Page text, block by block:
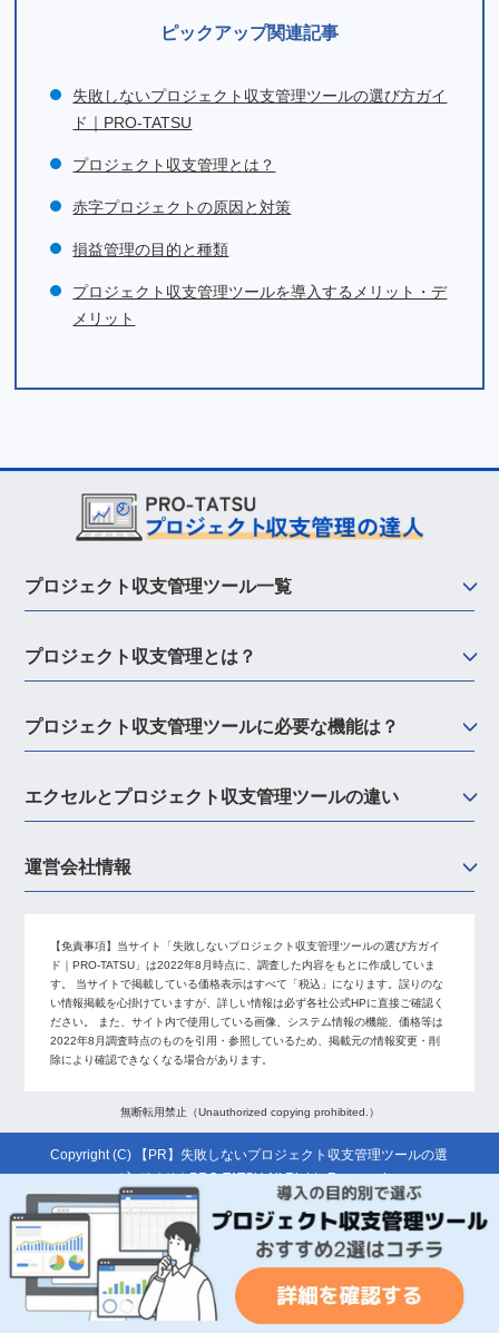
ピックアップ関連記事
失敗しないプロジェクト収支管理ツールの選び方ガイ
ド｜PRO-TATSU
プロジェクト収支管理とは？
赤字プロジェクトの原因と対策
損益管理の目的と種類
プロジェクト収支管理ツールを導入するメリット・デ
メリット
プロジェクト収支管理ツール一覧
プロジェクト収支管理とは？
プロジェクト収支管理ツールに必要な機能は？
エクセルとプロジェクト収支管理ツールの違い
運営会社情報
【免責事項】
当サイト「失敗しないプロジェクト収支管理ツールの選び方ガイ
ド｜PRO-TATSU」は2022年8月時点に、調査した内容をもとに作成していま
す。 当サイトで掲載している価格表示はすべて「税込」になります。誤りのな
い情報掲載を心掛けていますが、詳しい情報は必ず各社公式HPに直接ご確認く
ださい。 また、サイト内で使用している画像、システム情報の機能、価格等は
2022年8月調査時点のものを引用・参照しているため、掲載元の情報変更・削
除により確認できなくなる場合があります。
無断転用禁止（Unauthorized copying prohibited.）
Copyright (C)
失敗しないプロジェクト収支管理ツールの選
び方ガイド｜PRO-TATSUAll Rights Reserved.